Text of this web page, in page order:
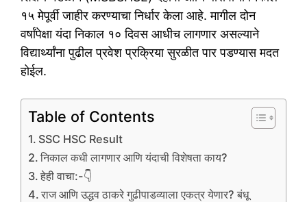
१५ मेपूर्वी जाहीर करण्याचा निर्धार केला आहे. मागील दोन
वर्षांपेक्षा यंदा निकाल १० दिवस आधीच लागणार असल्याने
विद्यार्थ्यांना पुढील प्रवेश प्रक्रिया सुरळीत पार पडण्यास मदत
होईल.
Table of Contents
SSC HSC Result
निकाल कधी लागणार आणि यंदाची विशेषता काय?
हेही वाचा:-👇
राज आणि उद्धव ठाकरे गुढीपाडव्याला एकत्र येणार? बंधू